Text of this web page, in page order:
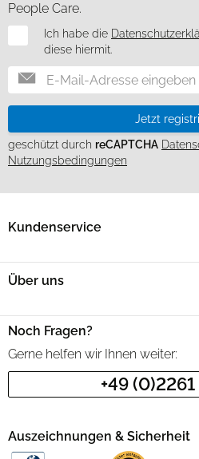
People Care.
NewsletterIch habe die
diese hiermit.
Jetzt
geschützt durch reCAPTCHA
Nutzungsbedingungen
Kundenservice
Noch Fragen?
Gerne helfen wir Ihnen weiter:
+49
Über uns
Auszeichnungen & Sicherheit